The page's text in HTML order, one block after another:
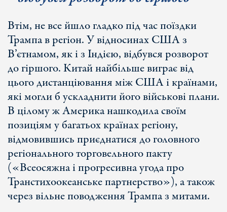
Втім, не все йшло гладко під час поїздки
Трампа в регіон. У відносинах США з
В’єтнамом, як і з Індією, відбувся розворот
до гіршого. Китай найбільше виграє від
цього дистанціювання між США і країнами,
які могли б ускладнити його військові плани.
В цілому ж Америка нашкодила своїм
позиціям у багатьох країнах регіону,
відмовившись приєднатися до головного
регіонального торговельного пакту
(«Всеосяжна і прогресивна угода про
Транстихоокеанське партнерство»), а також
через вільне поводження Трампа з митами.